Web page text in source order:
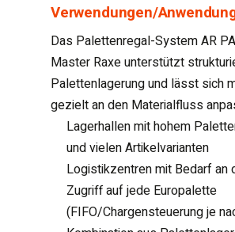
Verwendungen/
Das Palettenregal-System AR
Master Raxe unterstützt
Palettenlagerung und lässt sich
gezielt an den Materialfluss
Lagerhallen mit hohem
und vielen Artikelvarianten
Logistikzentren mit Bedarf an
Zugriff auf jede Europalette
(FIFO/Chargensteuerung je